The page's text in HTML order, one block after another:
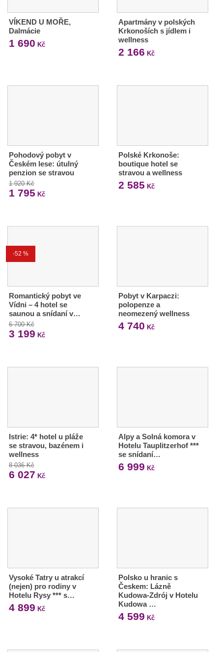
VÍKEND U MOŘE,
Dalmácie
1 690 Kč
Apartmány v polských
Krkonoších s jídlem i
wellness
2 166 Kč
Pohodový pobyt v
Českém lese: útulný
penzion se stravou
1 920 Kč
1 795 Kč
Polské Krkonoše:
boutique hotel se
stravou a wellness
2 585 Kč
-52 %
Romantický pobyt ve
Vídni – 4 hotel se
saunou a snídaní v…
6 700 Kč
3 199 Kč
Pobyt v Karpaczi:
polopenze a
neomezený wellness
4 740 Kč
Istrie: 4* hotel u pláže
se stravou, bazénem i
wellness
8 036 Kč
6 027 Kč
Alpy a Solná komora v
Hotelu Tauplitzerhof ***
se snídaní…
6 999 Kč
Vysoké Tatry u atrakcí
(nejen) pro rodiny v
Hotelu Rysy *** s…
4 899 Kč
Polsko u hranic s
Českem: Lázně
Kudowa-Zdrój v Hotelu
Kudowa …
4 599 Kč